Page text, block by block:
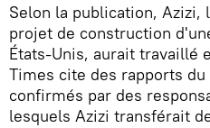
Selon la publication,
projet de construction
États-Unis, aurait travaillé
Times cite des rapports
confirmés par des
lesquels Azizi transférait